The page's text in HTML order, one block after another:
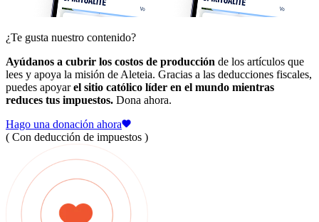
¿Te gusta nuestro contenido?
Ayúdanos a cubrir los costos de producción de los artículos que
lees y apoya la misión de Aleteia. Gracias a las deducciones fiscales,
puedes apoyarel sitio católico líder en el mundo mientras
reduces tus impuestos. Dona ahora.
Hago una donación ahora
( Con deducción de impuestos )